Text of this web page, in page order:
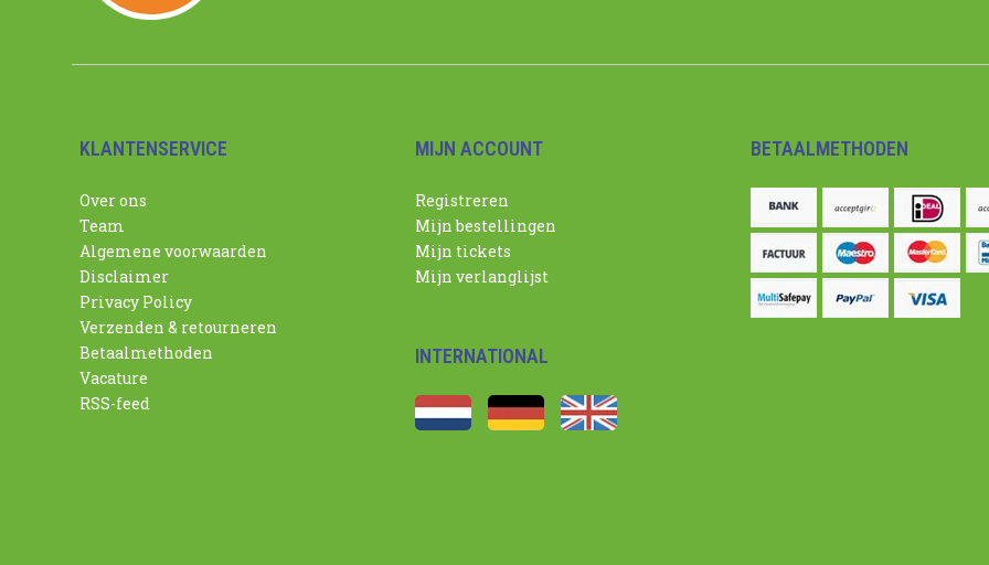
KLANTENSERVICE
Over ons
Team
Algemene voorwaarden
Disclaimer
Privacy Policy
Verzenden & retourneren
Betaalmethoden
Vacature
RSS-feed
MIJN ACCOUNT
Registreren
Mijn bestellingen
Mijn tickets
Mijn verlanglijst
INTERNATIONAL
BETAALMETHODEN